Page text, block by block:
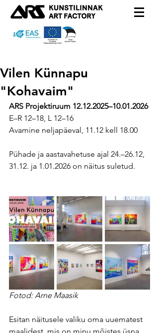
Vilen Künnapu
"Kohavaim"
ARS Projektiruum 12.12.2025–10.01.2026
E–R 12–18, L 12–16
Avamine neljapäeval, 11.12 kell 18.00
Pühade ja aastavahetuse ajal 24.–26.12,
31.12. ja 1.01.2026 on näitus suletud.
Fotod: Arne Maasik
Esitan näitusele valiku oma uuematest